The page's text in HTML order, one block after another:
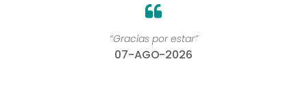
“Gracias por estar”
07-AGO-2026